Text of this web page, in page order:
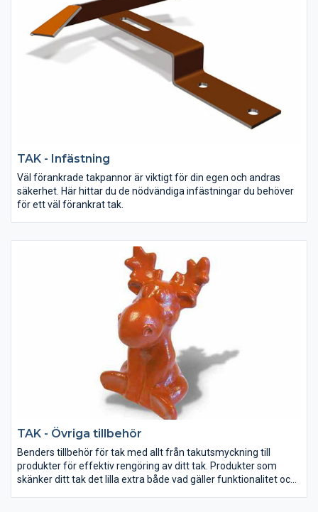
TAK - Infästning
Väl förankrade takpannor är viktigt för din egen och andras
säkerhet. Här hittar du de nödvändiga infästningar du behöver
för ett väl förankrat tak.
TAK - Övriga tillbehör
Benders tillbehör för tak med allt från takutsmyckning till
produkter för effektiv rengöring av ditt tak. Produkter som
skänker ditt tak det lilla extra både vad gäller funktionalitet och